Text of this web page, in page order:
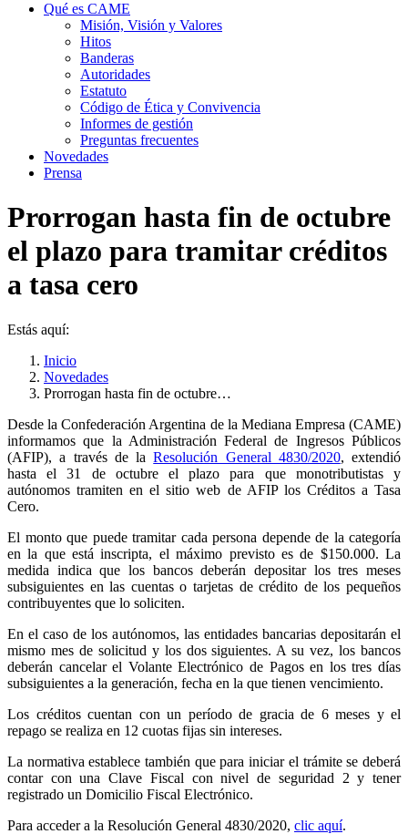
Qué es CAME
Misión, Visión y Valores
Hitos
Banderas
Autoridades
Estatuto
Código de Ética y Convivencia
Informes de gestión
Preguntas frecuentes
Novedades
Prensa
Prorrogan hasta fin de octubre
el plazo para tramitar créditos
a tasa cero
Estás aquí:
Inicio
Novedades
Prorrogan hasta fin de octubre…
Desde la Confederación Argentina de la Mediana Empresa (CAME)
informamos que la Administración Federal de Ingresos Públicos
(AFIP), a través de laResolución General 4830/2020, extendió
hasta el 31 de octubre el plazo para que monotributistas y
autónomos tramiten en el sitio web de AFIP los Créditos a Tasa
Cero.
El monto que puede tramitar cada persona depende de la categoría
en la que está inscripta, el máximo previsto es de $150.000. La
medida indica que los bancos deberán depositar los tres meses
subsiguientes en las cuentas o tarjetas de crédito de los pequeños
contribuyentes que lo soliciten.
En el caso de los autónomos, las entidades bancarias depositarán el
mismo mes de solicitud y los dos siguientes. A su vez, los bancos
deberán cancelar el Volante Electrónico de Pagos en los tres días
subsiguientes a la generación, fecha en la que tienen vencimiento.
Los créditos cuentan con un período de gracia de 6 meses y el
repago se realiza en 12 cuotas fijas sin intereses.
La normativa establece también que para iniciar el trámite se deberá
contar con una Clave Fiscal con nivel de seguridad 2 y tener
registrado un Domicilio Fiscal Electrónico.
Para acceder a la Resolución General 4830/2020, clic aquí.